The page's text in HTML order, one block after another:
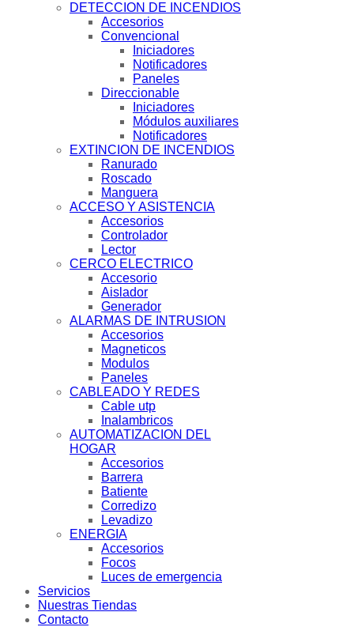
DETECCION DE INCENDIOS
Accesorios
Convencional
Iniciadores
Notificadores
Paneles
Direccionable
Iniciadores
Módulos auxiliares
Notificadores
EXTINCION DE INCENDIOS
Ranurado
Roscado
Manguera
ACCESO Y ASISTENCIA
Accesorios
Controlador
Lector
CERCO ELECTRICO
Accesorio
Aislador
Generador
ALARMAS DE INTRUSION
Accesorios
Magneticos
Modulos
Paneles
CABLEADO Y REDES
Cable utp
Inalambricos
AUTOMATIZACION DEL
HOGAR
Accesorios
Barrera
Batiente
Corredizo
Levadizo
ENERGIA
Accesorios
Focos
Luces de emergencia
Servicios
Nuestras Tiendas
Contacto